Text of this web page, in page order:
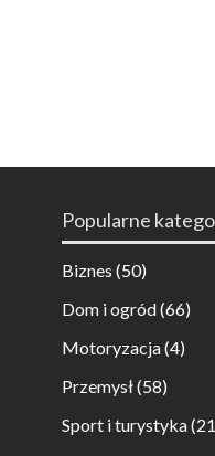
Popularne
Biznes (50)
Dom i ogród(66)
Motoryzacja(4)
Przemysł(58)
Sport i turystyka